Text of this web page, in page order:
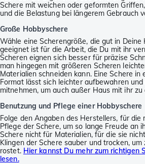
Schere mit weichen oder geformten
und die Belastung bei längerem Gebrauch
Große Hobbyschere
Wähle eine Scherengröße, die gut in Deine
geeignet ist für die Arbeit, die Du mit ihr
Scheren eignen sich besser für präzise
man hingegen mit größeren Scheren
Materialien schneiden kann. Eine Schere in
Format lässt sich leichter aufbewahren und
mitnehmen, um auch außer Haus mit ihr zu
Benutzung und Pflege einer Hobbyschere
Folge den Angaben des Herstellers, für die
Pflege der Schere, um so lange Freude an
Schere nicht für Materialien, für die sie
Klingen der Schere sauber und trocken, um
rostet. Hier kannst Du mehr zum richtigen
lesen.